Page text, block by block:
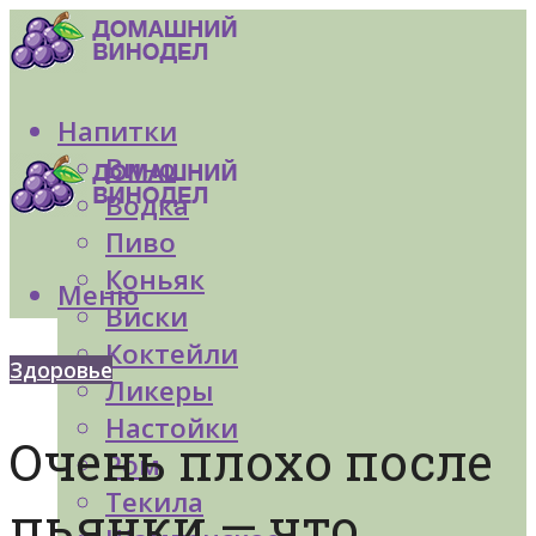
Напитки
Вино
Водка
Пиво
Коньяк
Виски
Коктейли
Ликеры
Настойки
Ром
Текила
Меню
Здоровье
Очень плохо после